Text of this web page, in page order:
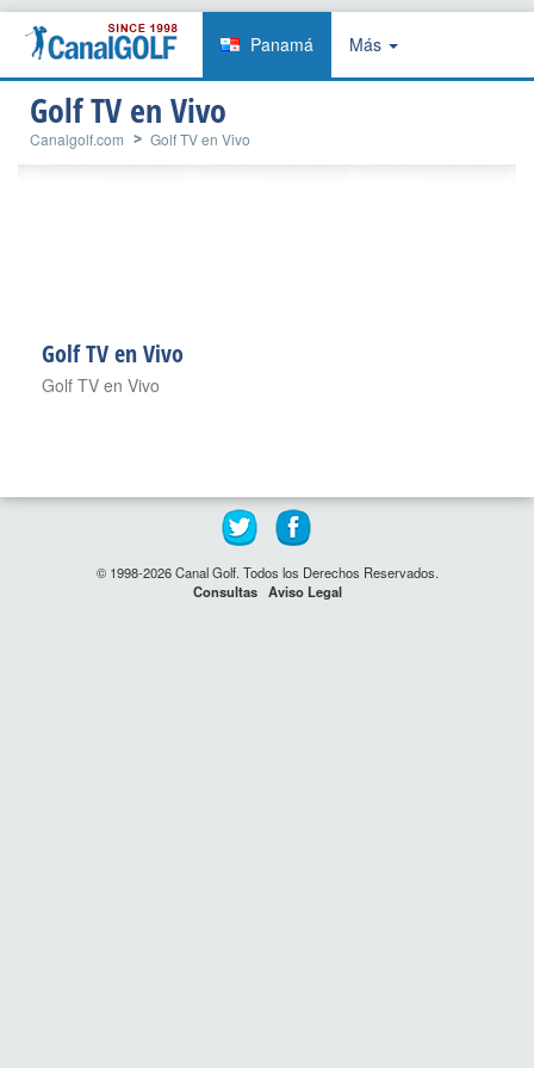
Panamá Más
Golf TV en Vivo
Canalgolf.com Golf TV en Vivo
Golf TV en Vivo
Golf TV en Vivo
© 1998-2026 Canal Golf. Todos los Derechos Reservados.
Consultas Aviso Legal